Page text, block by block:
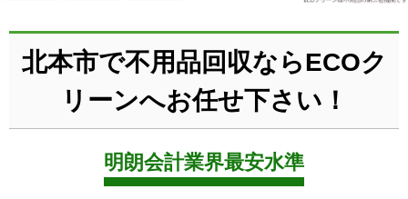
北本市で不用品回収ならECOク
リーンへお任せ下さい！
明朗会計業界最安水準